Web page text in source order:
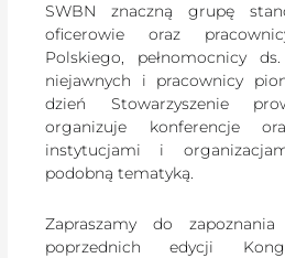
SWBN znaczną grupę
oficerowie oraz
Polskiego, pełnomocnicy
niejawnych i pracownicy
dzień Stowarzyszenie
organizuje konferencje
instytucjami i
podobną tematyką.
Zapraszamy do
poprzednich edycji